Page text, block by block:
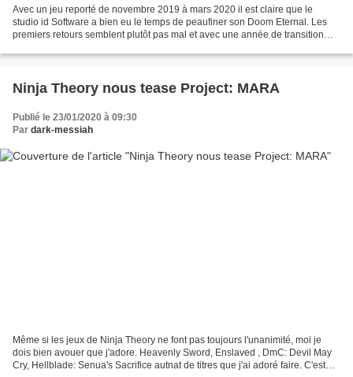
Avec un jeu reporté de novembre 2019 à mars 2020 il est claire que le
studio id Software a bien eu le temps de peaufiner son Doom Eternal. Les
premiers retours semblent plutôt pas mal et avec une année de transition
Ninja Theory nous tease Project: MARA
Publié le 23/01/2020 à 09:30
Par dark-messiah
Même si les jeux de Ninja Theory ne font pas toujours l'unanimité, moi je
dois bien avouer que j'adore. Heavenly Sword, Enslaved , DmC: Devil May
Cry, Hellblade: Senua's Sacrifice autnat de titres que j'ai adoré faire. C'est